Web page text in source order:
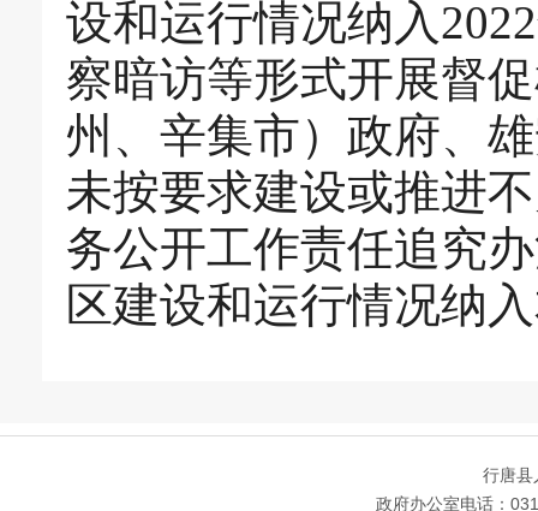
设和运行情况纳入
察暗访等形式开展督
州、辛集市）政府、
未按要求建设或推进
务公开工作责任追究
区建设和运行情况纳